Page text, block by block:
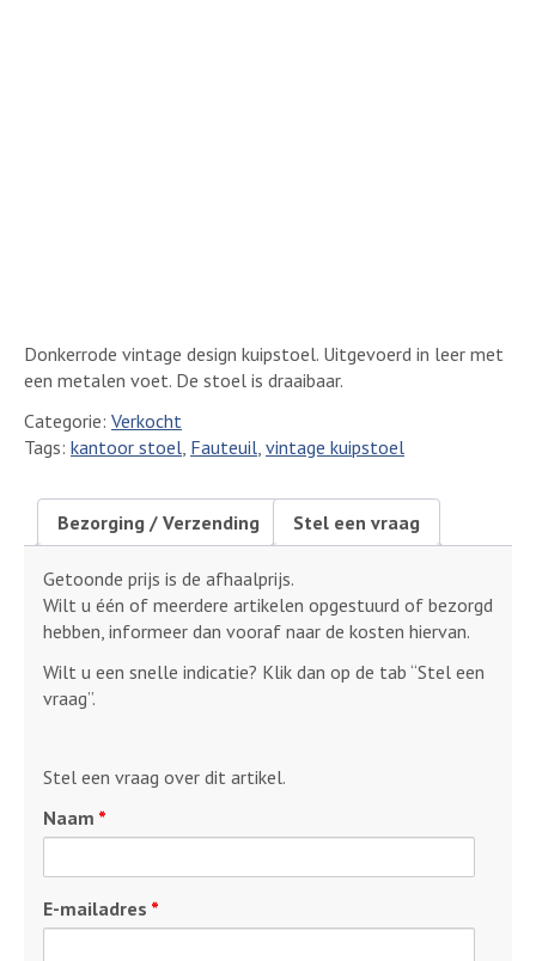
Donkerrode vintage design kuipstoel. Uitgevoerd in leer met
een metalen voet. De stoel is draaibaar.
Categorie: Verkocht
Tags: kantoor stoel, Fauteuil, vintage kuipstoel
Bezorging / Verzending Stel een vraag
Getoonde prijs is de afhaalprijs.
Wilt u één of meerdere artikelen opgestuurd of bezorgd
hebben, informeer dan vooraf naar de kosten hiervan.
Wilt u een snelle indicatie? Klik dan op de tab “Stel een
vraag”.
Stel een vraag over dit artikel.
Naam *
E-mailadres *